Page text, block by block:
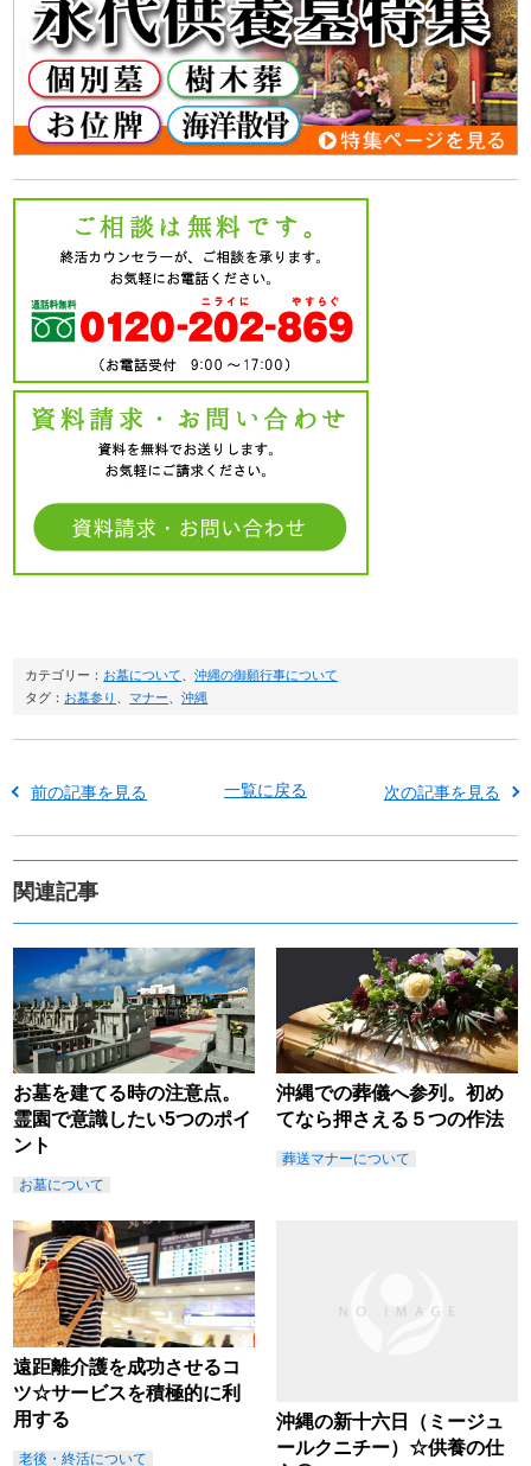
カテゴリー： お墓について 、沖縄の御願行事について
タグ： お墓参り 、マナー 、沖縄
前の記事を見る 一覧に戻る 次の記事を見る
関連記事
お墓を建てる時の注意点。
霊園で意識したい5つのポイ
ント
お墓について
沖縄での葬儀へ参列。初め
てなら押さえる５つの作法
葬送マナーについて
遠距離介護を成功させるコ
ツ☆サービスを積極的に利
用する
老後・終活について
沖縄の新十六日（ミージュ
ールクニチー）☆供養の仕